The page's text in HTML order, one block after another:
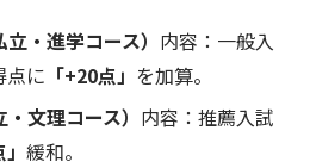
・進学コース） 内容：一般入
点に 「+20点」 を加算。
文理コース） 内容：推薦入試
」緩和。